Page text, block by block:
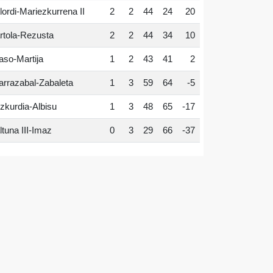
Mariezkurrena II 2 2 44 24 20
Rezusta 2 2 44 34 10
Martija 1 2 43 41 2
Zabaleta 1 3 59 64 -5
Albisu 1 3 48 65 -17
III-Imaz 0 3 29 66 -37